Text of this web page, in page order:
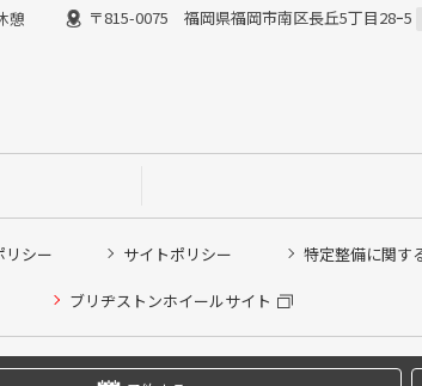
憩 〒815-0075 福岡県福岡市南区長丘5丁目28ｰ5
リシー サイトポリシー 特定整備に関す
ブリヂストンホイールサイト
© 2024 Bridgestone Retail Co.,Ltd. All rights Reserved.
員の方はこちらを選択ください
ません